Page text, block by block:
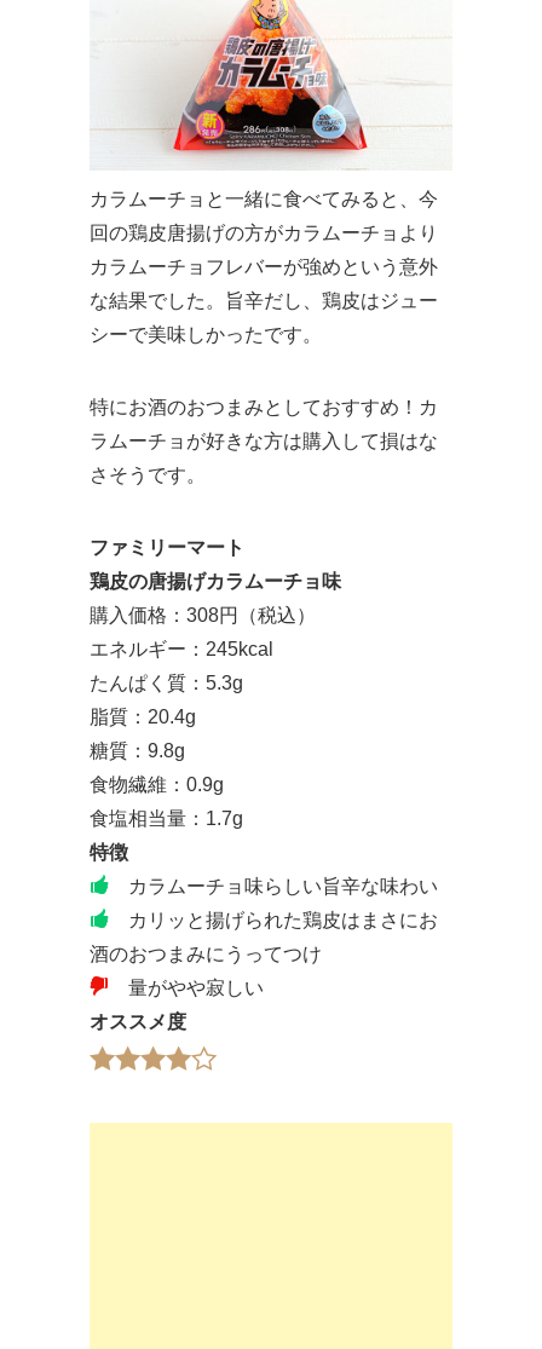
カラムーチョと一緒に食べてみると、今
回の鶏皮唐揚げの方がカラムーチョより
カラムーチョフレバーが強めという意外
な結果でした。旨辛だし、鶏皮はジュー
シーで美味しかったです。
特にお酒のおつまみとしておすすめ！カ
ラムーチョが好きな方は購入して損はな
さそうです。
ファミリーマート
鶏皮の唐揚げカラムーチョ味
購入価格：308円（税込）
エネルギー：245kcal
たんぱく質：5.3g
脂質：20.4g
糖質：9.8g
食物繊維：0.9g
食塩相当量：1.7g
特徴
カラムーチョ味らしい旨辛な味わい
カリッと揚げられた鶏皮はまさにお
酒のおつまみにうってつけ
量がやや寂しい
オススメ度